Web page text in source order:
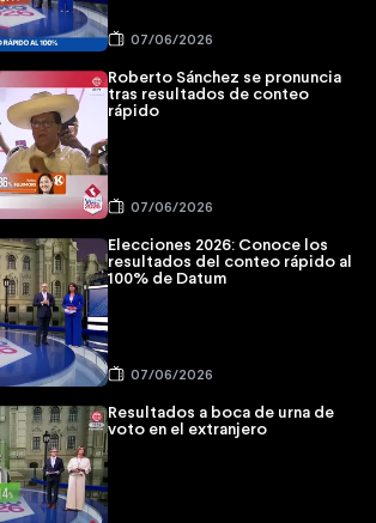
07/06/2026
Roberto Sánchez se pronuncia
tras resultados de conteo
rápido
07/06/2026
Elecciones 2026: Conoce los
resultados del conteo rápido al
100% de Datum
07/06/2026
Resultados a boca de urna de
voto en el extranjero